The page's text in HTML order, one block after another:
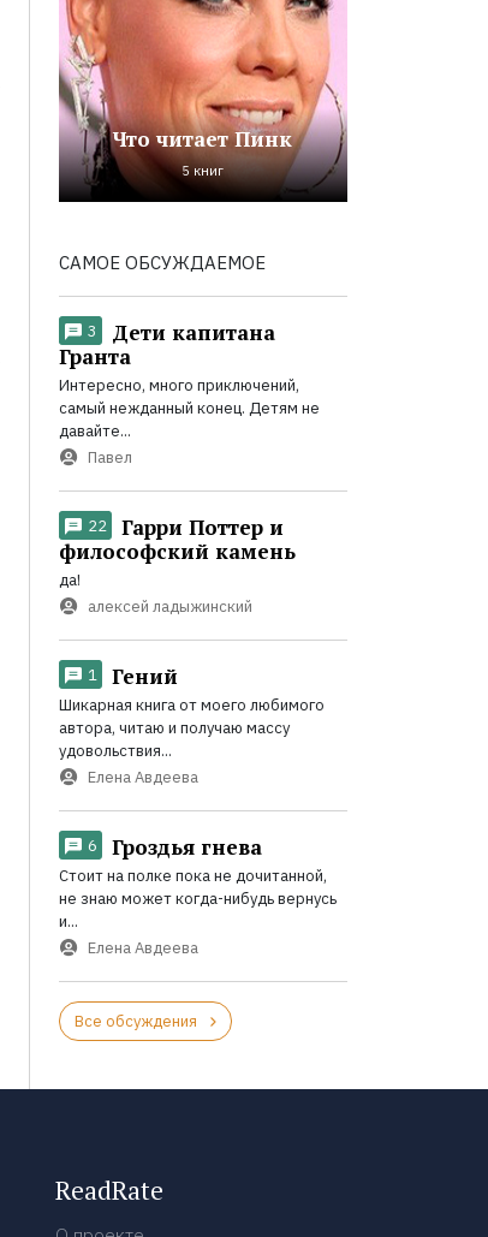
Что читает Пинк
5 книг
САМОЕ ОБСУЖДАЕМОЕ
3
Дети капитана
Гранта
Интересно, много приключений,
самый нежданный конец. Детям не
давайте...
Павел
22
Гарри Поттер и
философский камень
да!
алексей ладыжинский
1 Гений
Шикарная книга от моего любимого
автора, читаю и получаю массу
удовольствия...
Елена Авдеева
6 Гроздья гнева
Стоит на полке пока не дочитанной,
не знаю может когда-нибудь вернусь
и...
Елена Авдеева
Все обсуждения
ReadRate